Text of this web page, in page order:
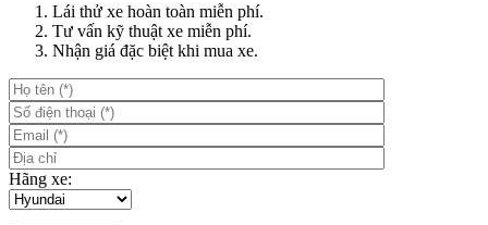
Lái thử xe hoàn toàn miễn phí.
Tư vấn kỹ thuật xe miễn phí.
Nhận giá đặc biệt khi mua xe.
Hãng xe: